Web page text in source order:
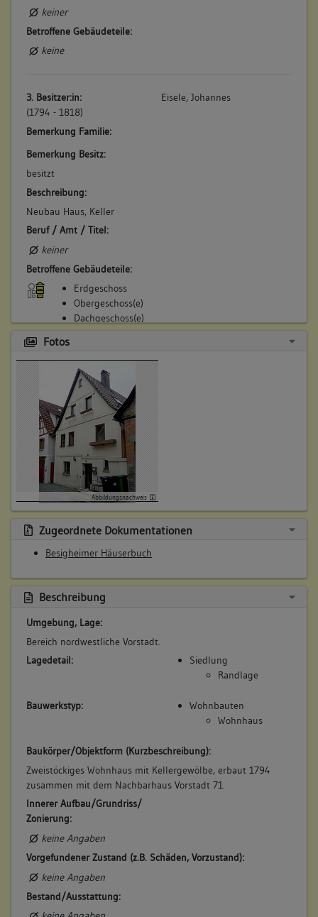
keiner
Betroffene Gebäudeteile:
keine
3. Besitzer:in:
(1794 - 1818)
Eisele, Johannes
Bemerkung Familie:
Bemerkung Besitz:
besitzt
Beschreibung:
Neubau Haus, Keller
Beruf / Amt / Titel:
keiner
Betroffene Gebäudeteile:
Erdgeschoss
Obergeschoss(e)
Dachgeschoss(e)
Untergeschoss(e)
4. Besitzer:in:
(1818)
Bemerkung Familie:
Bemerkung Besitz:
besitzt
Beschreibung:
Haus, Keller
Beruf / Amt / Titel:
keiner
Betroffene Gebäudeteile:
Erdgeschoss
Dachgeschoss(e)
Untergeschoss(e)
5. Besitzer:in:
Bemerkung Familie:
Sohn des Jacob Joos
Bemerkung Besitz:
kauft von der Witwe Eisele
Beschreibung:
Haus, Keller
Beruf / Amt / Titel:
Weingärtner
Betroffene Gebäudeteile:
Fotos
Abbildungsnachweis
Zugeordnete Dokumentationen
Besigheimer Häuserbuch
Beschreibung
Umgebung, Lage:
Bereich nordwestliche Vorstadt.
Lagedetail:
Siedlung
Randlage
Bauwerkstyp:
Wohnbauten
Wohnhaus
Baukörper/Objektform (Kurzbeschreibung):
Zweistöckiges Wohnhaus mit Kellergewölbe, erbaut 1794
zusammen mit dem Nachbarhaus Vorstadt 71.
Innerer Aufbau/Grundriss/
Zonierung:
keine Angaben
Vorgefundener Zustand (z.B. Schäden, Vorzustand):
keine Angaben
Bestand/Ausstattung: